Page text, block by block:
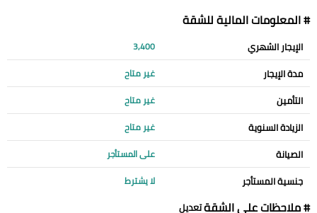
# المعلومات المالية للشقة
الإيجار الشهري 3,400
مدة الإيجار غير متاح
التأمين غير متاح
الزيادة السنوية غير متاح
الصيانة على المستأجر
جنسية المستأجر لا يشترط
# ملاحظات علي الشقةتعديل